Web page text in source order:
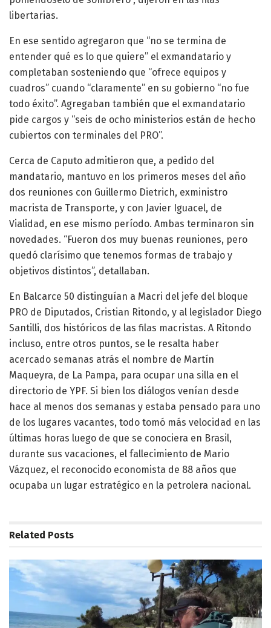
libertarias.
En ese sentido agregaron que “no se termina de
entender qué es lo que quiere” el exmandatario y
completaban sosteniendo que “ofrece equipos y
cuadros” cuando “claramente” en su gobierno “no fue
todo éxito”. Agregaban también que el exmandatario
pide cargos y “seis de ocho ministerios están de hecho
cubiertos con terminales del PRO”.
Cerca de Caputo admitieron que, a pedido del
mandatario, mantuvo en los primeros meses del año
dos reuniones con Guillermo Dietrich, exministro
macrista de Transporte, y con Javier Iguacel, de
Vialidad, en ese mismo período. Ambas terminaron sin
novedades. “Fueron dos muy buenas reuniones, pero
quedó clarísimo que tenemos formas de trabajo y
objetivos distintos”, detallaban.
En Balcarce 50 distinguían a Macri del jefe del bloque
PRO de Diputados, Cristian Ritondo, y al legislador Diego
Santilli, dos históricos de las filas macristas. A Ritondo
incluso, entre otros puntos, se le resalta haber
acercado semanas atrás el nombre de Martín
Maqueyra, de La Pampa, para ocupar una silla en el
directorio de YPF. Si bien los diálogos venían desde
hace al menos dos semanas y estaba pensado para uno
de los lugares vacantes, todo tomó más velocidad en las
últimas horas luego de que se conociera en Brasil,
durante sus vacaciones, el fallecimiento de Mario
Vázquez, el reconocido economista de 88 años que
ocupaba un lugar estratégico en la petrolera nacional.
Related Posts